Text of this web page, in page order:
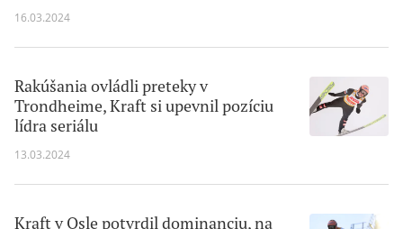
16.03.2024
Rakúšania ovládli preteky v
Trondheime, Kraft si upevnil pozíciu
lídra seriálu
13.03.2024
Kraft v Osle potvrdil dominanciu, na